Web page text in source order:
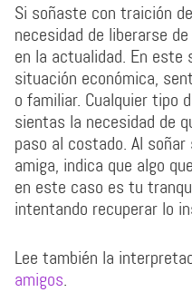
Si soñaste con traición
necesidad de liberarse
en la actualidad. En este
situación económica,
o familiar. Cualquier tipo
sientas la necesidad de
paso al costado. Al
amiga, indica que algo
en este caso es tu
intentando recuperar lo
Lee también la
amigos.